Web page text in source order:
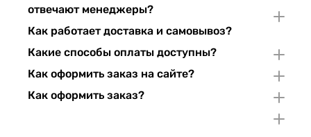
отвечают менеджеры?
Как работает доставка и самовывоз?
Какие способы оплаты доступны?
Как оформить заказ на сайте?
Как оформить заказ?